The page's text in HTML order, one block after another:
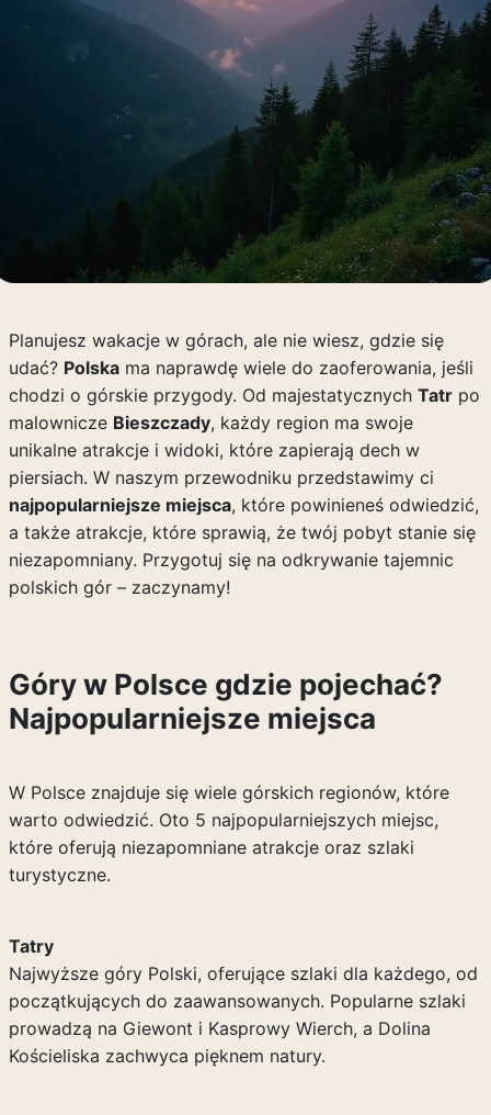
Planujesz wakacje w górach, ale nie wiesz, gdzie się
udać? Polskama naprawdę wiele do zaoferowania, jeśli
chodzi o górskie przygody. Od majestatycznych Tatrpo
malownicze Bieszczady, każdy region ma swoje
unikalne atrakcje i widoki, które zapierają dech w
piersiach. W naszym przewodniku przedstawimy ci
najpopularniejsze miejsca, które powinieneś odwiedzić,
a także atrakcje, które sprawią, że twój pobyt stanie się
niezapomniany. Przygotuj się na odkrywanie tajemnic
polskich gór – zaczynamy!
Góry w Polsce gdzie pojechać?
Najpopularniejsze miejsca
W Polsce znajduje się wiele górskich regionów, które
warto odwiedzić. Oto 5 najpopularniejszych miejsc,
które oferują niezapomniane atrakcje oraz szlaki
turystyczne.
Tatry
Najwyższe góry Polski, oferujące szlaki dla każdego, od
początkujących do zaawansowanych. Popularne szlaki
prowadzą na Giewont i Kasprowy Wierch, a Dolina
Kościeliska zachwyca pięknem natury.